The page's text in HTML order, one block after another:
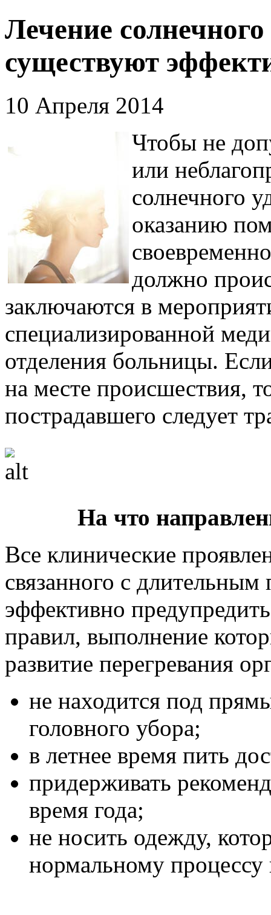
Лечение
существуют
10 Апреля 2014
Чтобы не
или
солнечного
оказанию
должно
заключаются в
специализированной
отделения больницы.
на месте происшествия,
пострадавшего следует
На что
Все клинические
связанного с
эффективно
правил, выполнение
развитие перегревания
не находится под
головного убора;
в летнее время пить
придерживать
время года;
не носить одежду,
нормальному процессу